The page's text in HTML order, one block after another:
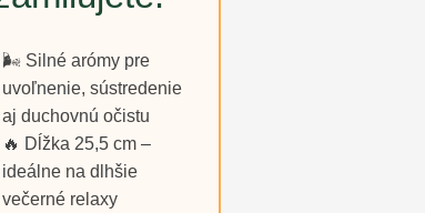
🌬️ Silné arómy pre
uvoľnenie, sústredenie
aj duchovnú očistu
🔥 Dĺžka 25,5 cm –
ideálne na dlhšie
večerné relaxy